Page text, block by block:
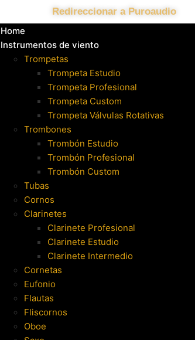
Redireccionar a Puroaudio
Home
Instrumentos de viento
Trompetas
Trompeta Estudio
Trompeta Profesional
Trompeta Custom
Trompeta Válvulas Rotativas
Trombones
Trombón Estudio
Trombón Profesional
Trombón Custom
Tubas
Cornos
Clarinetes
Clarinete Profesional
Clarinete Estudio
Clarinete Intermedio
Cornetas
Eufonio
Flautas
Fliscornos
Oboe